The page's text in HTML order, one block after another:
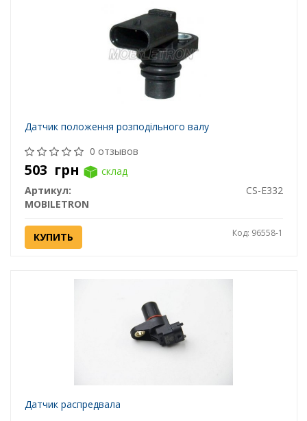
Датчик положення розподільного валу
0 отзывов
503 грн
склад
Артикул:
CS-E332
MOBILETRON
КУПИТЬ Код: 96558-1
Датчик распредвала